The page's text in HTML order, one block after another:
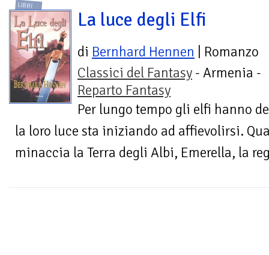
LIBRI
La luce degli Elfi
di Bernhard Hennen | Romanzo
Classici del Fantasy - Armenia -
Reparto Fantasy
Per lungo tempo gli elfi hanno
la loro luce sta iniziando ad affievolirsi.
minaccia la Terra degli Albi, Emerella, la